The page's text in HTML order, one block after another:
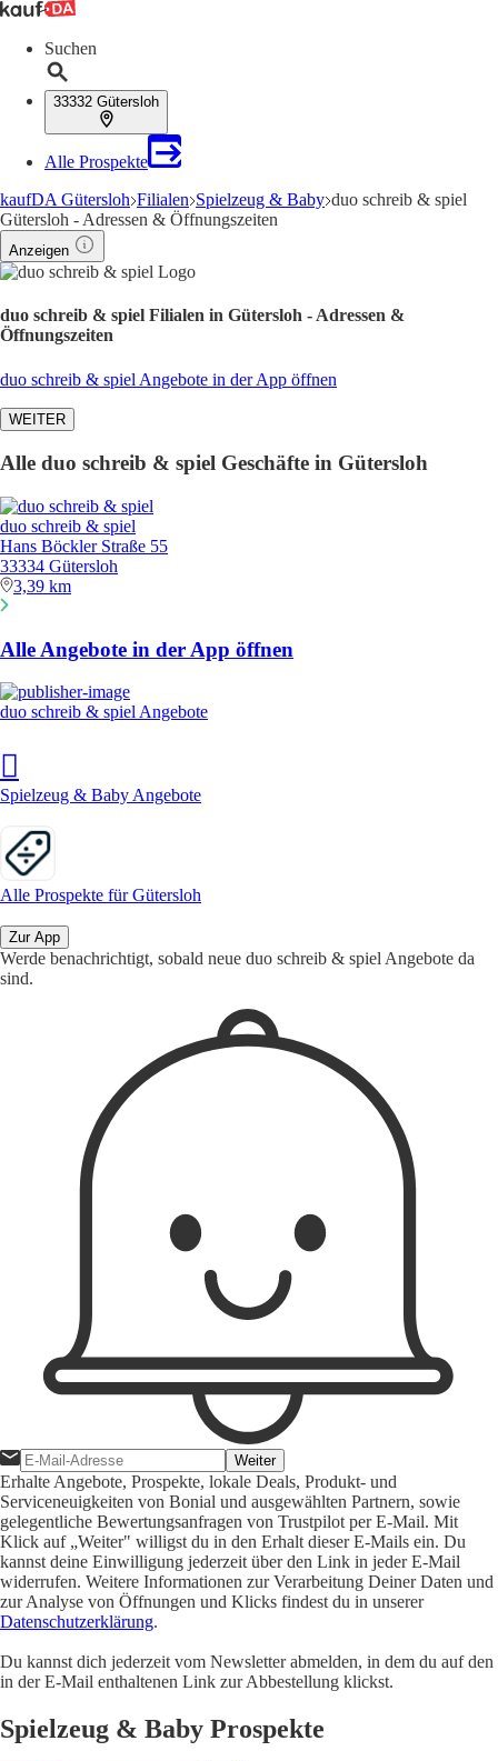
Suchen
33332 Gütersloh
Alle Prospekte
kaufDA Gütersloh Filialen Spielzeug & Baby duo schreib & spiel
Gütersloh - Adressen & Öffnungszeiten
Anzeigen
duo schreib & spiel Filialen in Gütersloh - Adressen &
Öffnungszeiten
duo schreib & spiel Angebote in der App öffnen
WEITER
Alle duo schreib & spiel Geschäfte in Gütersloh
duo schreib & spiel
Hans Böckler Straße 55
33334 Gütersloh
3,39 km
Alle Angebote in der App öffnen
duo schreib & spiel Angebote
Spielzeug & Baby Angebote
Alle Prospekte für Gütersloh
Zur App
Werde benachrichtigt, sobald neue duo schreib & spiel Angebote da
sind.
Weiter
Erhalte Angebote, Prospekte, lokale Deals, Produkt- und
Serviceneuigkeiten von Bonial und ausgewählten Partnern, sowie
gelegentliche Bewertungsanfragen von Trustpilot per E-Mail. Mit
Klick auf „Weiter" willigst du in den Erhalt dieser E-Mails ein. Du
kannst deine Einwilligung jederzeit über den Link in jeder E-Mail
widerrufen. Weitere Informationen zur Verarbeitung Deiner Daten und
zur Analyse von Öffnungen und Klicks findest du in unserer
Datenschutzerklärung.
Du kannst dich jederzeit vom Newsletter abmelden, in dem du auf den
in der E-Mail enthaltenen Link zur Abbestellung klickst.
Spielzeug & Baby Prospekte